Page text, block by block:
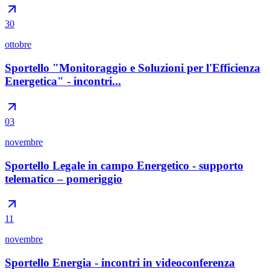
30
ottobre
Sportello "Monitoraggio e Soluzioni per l'Efficienza
Energetica" - incontri...
03
novembre
Sportello Legale in campo Energetico - supporto
telematico – pomeriggio
11
novembre
Sportello Energia - incontri in videoconferenza